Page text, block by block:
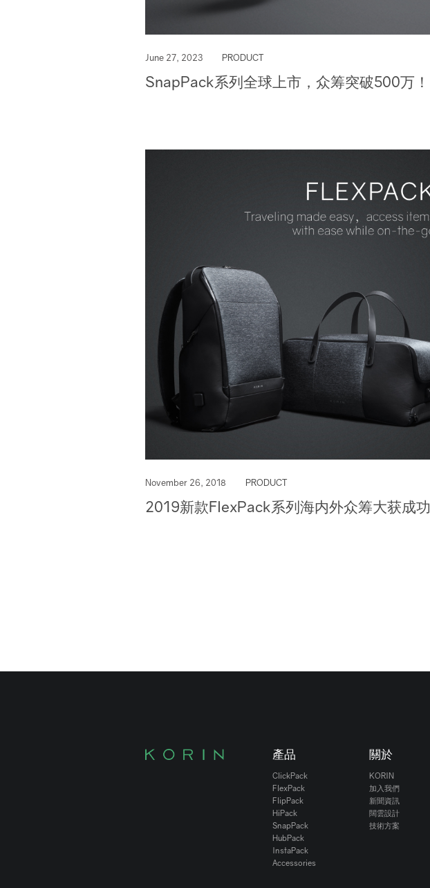
June 27, 2023 PRODUCT
SnapPack系列全球上市，众筹突破500万！
November 26, 2018 PRODUCT
2019新款FlexPack系列海内外众筹大获成功
產品
ClickPack
FlexPack
FlipPack
HiPack
SnapPack
HubPack
InstaPack
Accessories
關於
KORIN
加入我們
新聞資訊
闊雲設計
技術方案